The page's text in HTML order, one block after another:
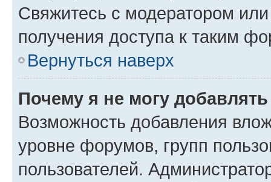
Свяжитесь с модератором
получения доступа к таким
Вернуться наверх
Почему я не могу
Возможность добавления
уровне форумов, групп
пользователей.